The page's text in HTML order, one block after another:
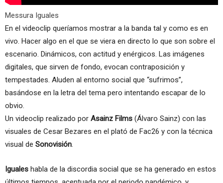
Messura Iguales
En el videoclip queríamos mostrar a la banda tal y como es en
vivo. Hacer algo en el que se viera en directo lo que son sobre el
escenario. Dinámicos, con actitud y enérgicos. Las imágenes
digitales, que sirven de fondo, evocan contraposición y
tempestades. Aluden al entorno social que “sufrimos”,
basándose en la letra del tema pero intentando escapar de lo
obvio.
Un videoclip realizado por Asainz Films (Álvaro Sainz) con las
visuales de Cesar Bezares en el plató de Fac26 y con la técnica
visual de Sonovisión.
Iguales habla de la discordia social que se ha generado en estos